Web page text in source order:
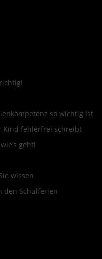
so wichtig ist
Kind fehlerfrei schreibt
geht!
wissen
den Schulferien